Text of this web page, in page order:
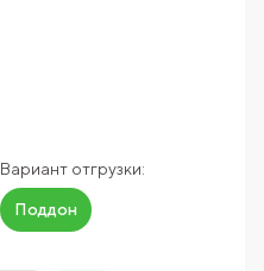
Вариант отгрузки:
Поддон